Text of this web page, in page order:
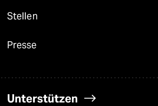
Stellen
Presse
Unterstützen